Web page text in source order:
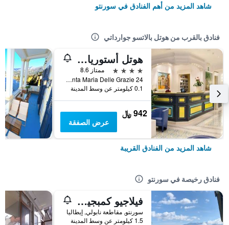
شاهد المزيد من أهم الفنادق في سورنتو
فنادق بالقرب من هوتل بالاتسو جوارداتي
هوتل أستوريا سورينتو
4 نجوم
ممتاز 8.6
Via Santa Maria Delle Grazie 24, سورنتو, مقاطعة نابولي, إيطاليا
0.1 كيلومتر عن وسط المدينة
942 ﷼
عرض الصفقة
شاهد المزيد من الفنادق القريبة
فنادق رخيصة في سورنتو
فيلاجيو كمبجيو سانتا فورتوناتا كامبوجايو
سورنتو, مقاطعة نابولي, إيطاليا
1.5 كيلومتر عن وسط المدينة